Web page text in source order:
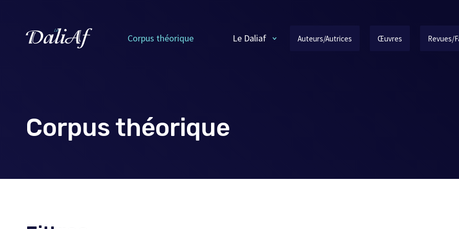
Corpus théorique Le Daliaf Auteurs/Autrices Œuvres Revues/
Corpus théorique